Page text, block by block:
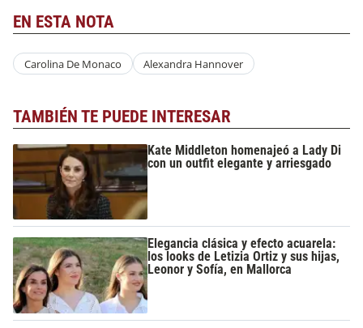
EN ESTA NOTA
Carolina De Monaco Alexandra Hannover
TAMBIÉN TE PUEDE INTERESAR
Kate Middleton homenajeó a Lady Di
con un outfit elegante y arriesgado
Elegancia clásica y efecto acuarela:
los looks de Letizia Ortiz y sus hijas,
Leonor y Sofía, en Mallorca